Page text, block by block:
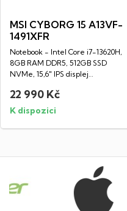
MSI CYBORG 15 A13VF-
1491XFR
Notebook - Intel Core i7-13620H,
8GB RAM DDR5, 512GB SSD
NVMe, 15,6" IPS displej
22 990 Kč
K dispozici